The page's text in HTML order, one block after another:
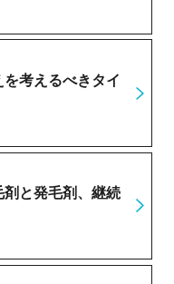
考えるべきタイ
と発毛剤、継続